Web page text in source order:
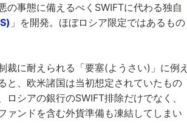
事態に備えるべくSWIFTに代わる独自
」を開発。ほぼロシア限定ではあるもの
裁に耐えられる「要塞(ようさい)」に例え
と、欧米諸国は当初想定されていたもの
シアの銀行のSWIFT排除だけでなく、
ァンドを含む外貨準備も凍結してしまい